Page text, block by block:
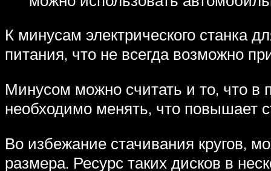
К минусам электрического станка
питания, что не всегда возможно
Минусом можно считать и то, что в
необходимо менять, что повышает
Во избежание стачивания кругов,
размера. Ресурс таких дисков в